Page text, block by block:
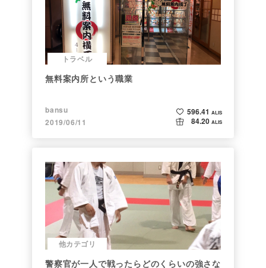
トラベル
無料案内所という職業
bansu
2019/06/11
596.41 ALIS
84.20 ALIS
他カテゴリ
警察官が一人で戦ったらどのくらいの強さな